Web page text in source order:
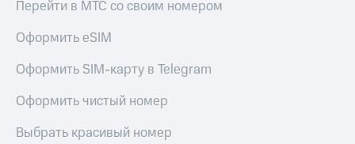
Перейти в МТС со своим номером
Оформить eSIM
Оформить SIM-карту в Telegram
Оформить чистый номер
Выбрать красивый номер